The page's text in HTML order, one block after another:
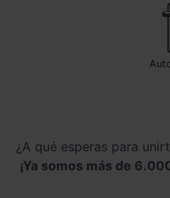
¿A qué esperas para
¡Ya somos más de